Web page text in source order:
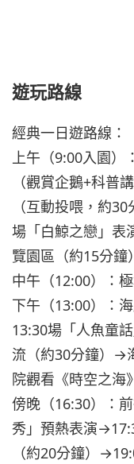
遊玩路線
經典一日遊路線：
上午（9:00入園）
（觀賞企鵝+科普
（互動投喂，約
場「白鯨之戀」表
覽園區（約15分鐘
中午（12:00）：
下午（13:00）：
13:30場「人魚童
流（約30分鐘）→
院觀看《時空之海
傍晚（16:30）：
秀」預熱表演
（約20分鐘）